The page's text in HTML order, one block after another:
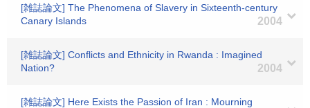
[雑誌論文] The Phenomena of Slavery in Sixteenth-century
Canary Islands
2004
[雑誌論文] Conflicts and Ethnicity in Rwanda : Imagined
Nation?
2004
[雑誌論文] Here Exists the Passion of Iran : Mourning